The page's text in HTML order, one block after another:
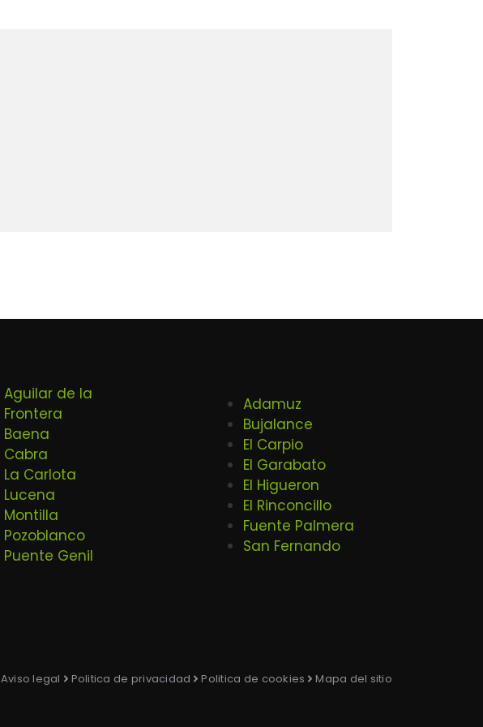
Aguilar de la
Frontera
Baena
Cabra
La Carlota
Lucena
Montilla
Pozoblanco
Puente Genil
Adamuz
Bujalance
El Carpio
El Garabato
El Higueron
El Rinconcillo
Fuente Palmera
San Fernando
Aviso legal Politica de privacidad Politica de cookies Mapa del sitio